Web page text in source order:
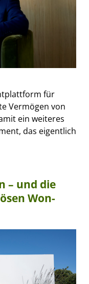
für
Vermögen von
ein weiteres
das eigentlich
– und die
Won-